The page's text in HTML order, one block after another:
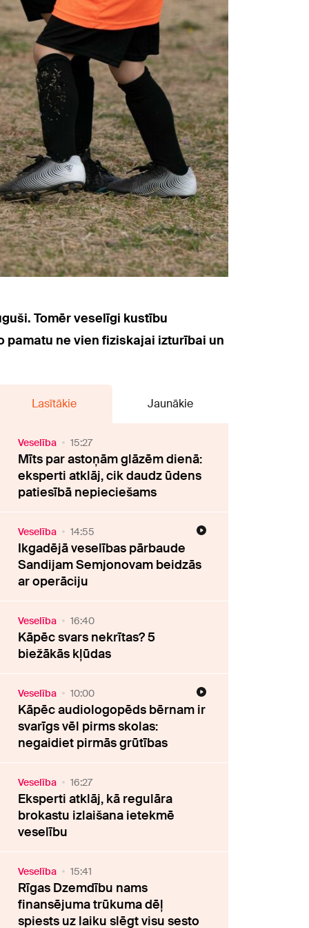
Tomēr veselīgi kustību
ne vien fiziskajai izturībai un
Lasītākie Jaunākie
Veselība 15:27
Mīts par astoņām glāzēm dienā:
eksperti atklāj, cik daudz ūdens
patiesībā nepieciešams
Veselība 14:55
Ikgadējā veselības pārbaude
Sandijam Semjonovam beidzās
ar operāciju
Veselība 16:40
Kāpēc svars nekrītas? 5
biežākās kļūdas
Veselība 10:00
Kāpēc audiologopēds bērnam ir
svarīgs vēl pirms skolas:
negaidiet pirmās grūtības
Veselība 16:27
Eksperti atklāj, kā regulāra
brokastu izlaišana ietekmē
veselību
Veselība 15:41
Rīgas Dzemdību nams
finansējuma trūkuma dēļ
spiests uz laiku slēgt visu sesto